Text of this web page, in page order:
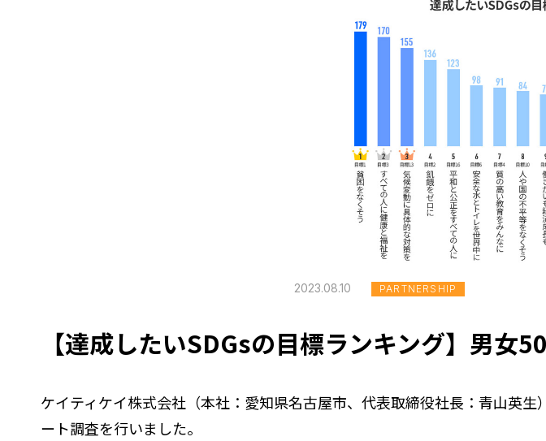
2023.08.10 PARTNERSHIP
【達成したいSDGsの目標ランキング】男女
ケイティケイ株式会社（本社：愛知県名古屋市、代表取締役社長：青山英
ート調査を行いました。